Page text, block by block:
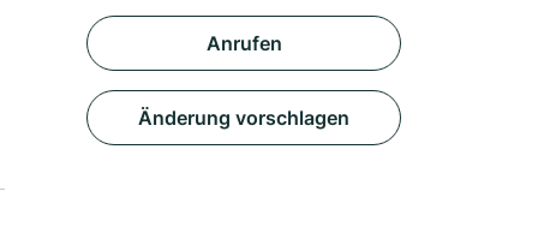
Anrufen
Änderung vorschlagen